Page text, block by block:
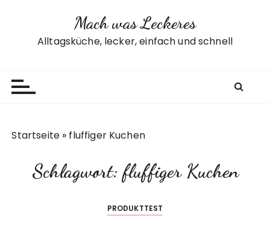
Mach was Leckeres
Alltagsküche, lecker, einfach und schnell
Startseite » fluffiger Kuchen
Schlagwort:fluffiger Kuchen
PRODUKTTEST